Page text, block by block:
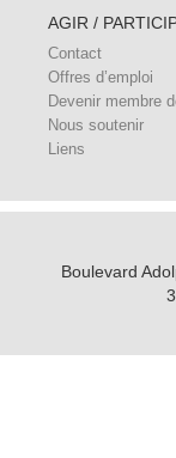
AGIR /
Contact
Offres d’emploi
Devenir membre
Nous soutenir
Liens
Boulevard